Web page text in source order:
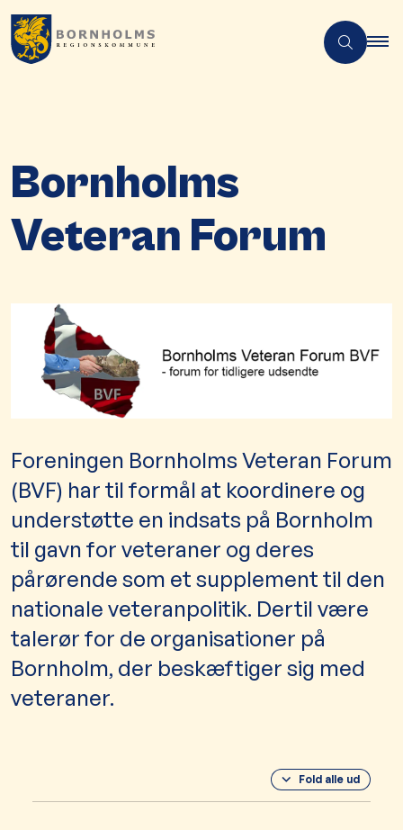
Bornholms
Veteran Forum
Foreningen Bornholms Veteran Forum
(BVF) har til formål at koordinere og
understøtte en indsats på Bornholm
til gavn for veteraner og deres
pårørende som et supplement til den
nationale veteranpolitik. Dertil være
talerør for de organisationer på
Bornholm, der beskæftiger sig med
veteraner.
Fold alle ud